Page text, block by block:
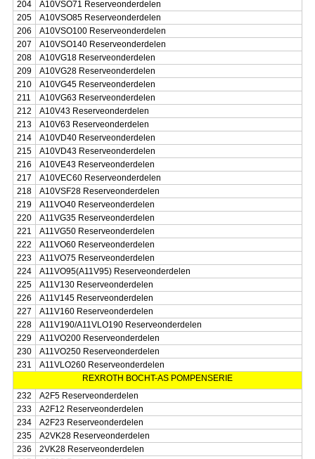
204
A10VSO71 Reserveonderdelen
205
A10VSO85 Reserveonderdelen
206
A10VSO100 Reserveonderdelen
207
A10VSO140 Reserveonderdelen
208
A10VG18 Reserveonderdelen
209
A10VG28 Reserveonderdelen
210
A10VG45 Reserveonderdelen
211
A10VG63 Reserveonderdelen
212
A10V43 Reserveonderdelen
213
A10V63 Reserveonderdelen
214
A10VD40 Reserveonderdelen
215
A10VD43 Reserveonderdelen
216
A10VE43 Reserveonderdelen
217
A10VEC60 Reserveonderdelen
218
A10VSF28 Reserveonderdelen
219
A11VO40 Reserveonderdelen
220
A11VG35 Reserveonderdelen
221
A11VG50 Reserveonderdelen
222
A11VO60 Reserveonderdelen
223
A11VO75 Reserveonderdelen
224
A11VO95(A11V95) Reserveonderdelen
225
A11V130 Reserveonderdelen
226
A11V145 Reserveonderdelen
227
A11V160 Reserveonderdelen
228
A11V190/A11VLO190 Reserveonderdelen
229
A11VO200 Reserveonderdelen
230
A11VO250 Reserveonderdelen
231
A11VLO260 Reserveonderdelen
REXROTH BOCHT-AS POMPENSERIE
232
A2F5 Reserveonderdelen
233
A2F12 Reserveonderdelen
234
A2F23 Reserveonderdelen
235
A2VK28 Reserveonderdelen
236
2VK28 Reserveonderdelen